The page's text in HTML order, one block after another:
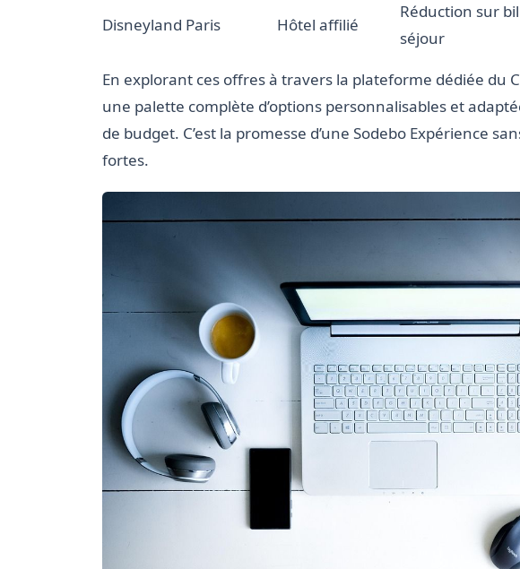
Disneyland Paris Hôtel affilié
Réduction sur
séjour
En explorant ces offres à travers la plateforme dédiée du
une palette complète d’options personnalisables et
de budget. C’est la promesse d’une Sodebo Expérience
fortes.